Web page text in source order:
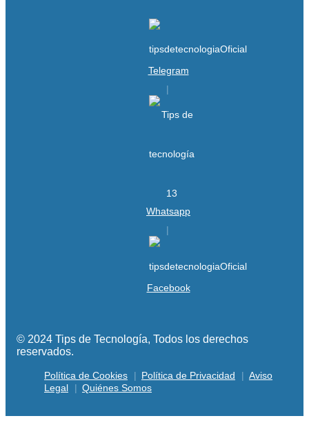
Telegram
Whatsapp
Facebook
© 2024 Tips de Tecnología, Todos los derechos
reservados.
Política de Cookies Política de Privacidad
Aviso
Legal
Quiénes Somos